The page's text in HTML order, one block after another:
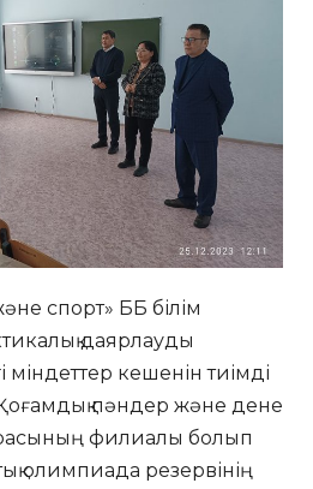
спорт» ББ білім
даярлауды
міндеттер кешенін тиімді
пәндер және дене
филиалы болып
олимпиада резервінің